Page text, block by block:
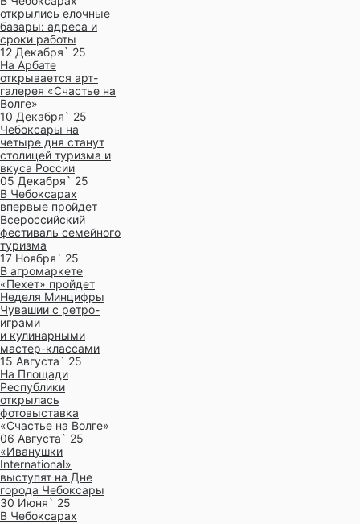
открылись елочные
базары: адреса и
сроки работы
12 Декабря` 25
На Арбате
открывается арт-
галерея «Счастье на
Волге»
10 Декабря` 25
Чебоксары на
четыре дня станут
столицей туризма и
вкуса России
05 Декабря` 25
В Чебоксарах
впервые пройдет
Всероссийский
фестиваль семейного
туризма
17 Ноября` 25
В агромаркете
«Пехет» пройдет
Неделя Минцифры
Чувашии с ретро-
играми
и кулинарными
мастер-классами
15 Августа` 25
На Площади
Республики
открылась
фотовыставка
«Счастье на Волге»
06 Августа` 25
«Иванушки
International»
выступят на Дне
города Чебоксары
30 Июня` 25
В Чебоксарах